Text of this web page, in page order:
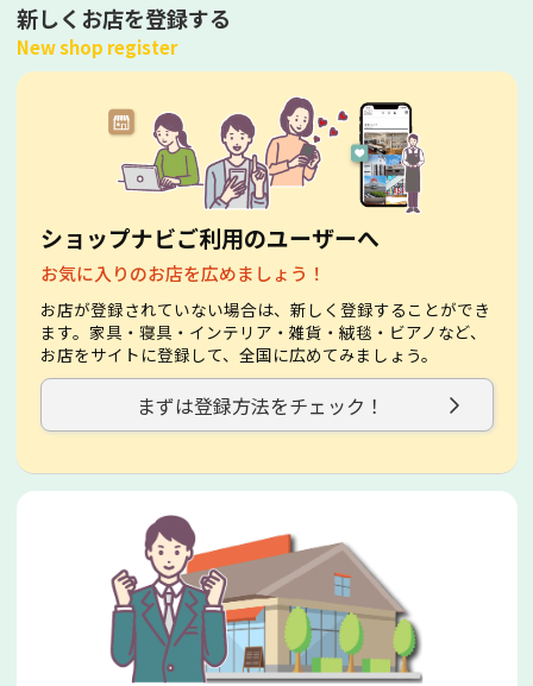
新しくお店を登録する
New shop register
ショップナビご利用のユーザーへ
お気に入りのお店を広めましょう！
お店が登録されていない場合は、新しく登録することができ
ます。家具・寝具・インテリア・雑貨・絨毯・ビアノなど、
お店をサイトに登録して、全国に広めてみましょう。
まずは登録方法をチェック！